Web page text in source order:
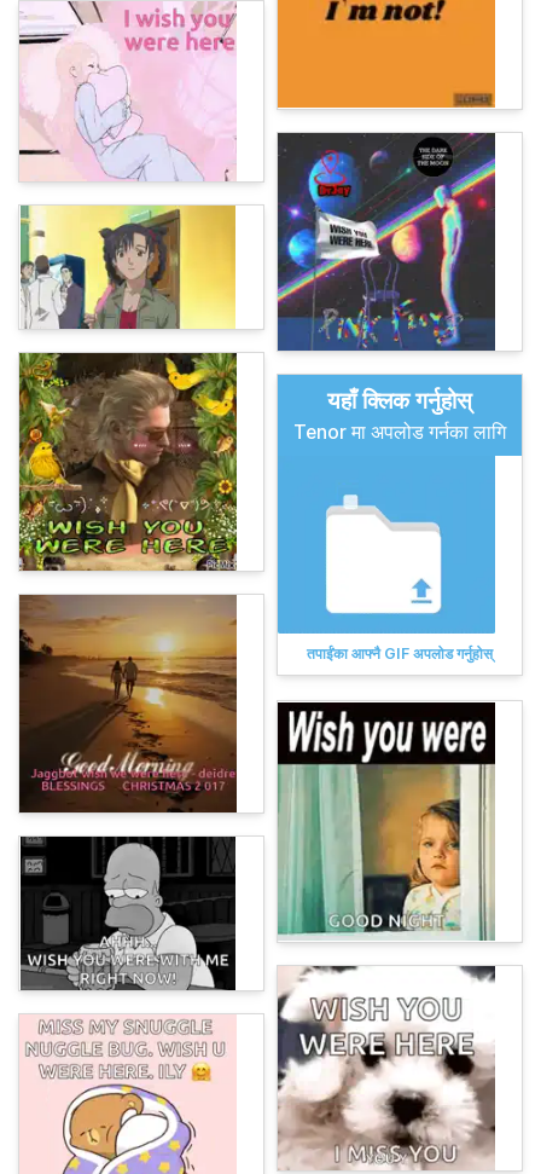
यहाँ क्लिक गर्नुहोस्
Tenor मा अपलोड गर्नका लागि
तपाईंका आफ्नै GIF अपलोड गर्नुहोस्